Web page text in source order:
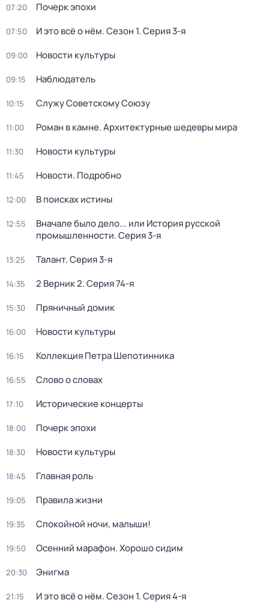
07:20 Почерк эпохи
07:50 И это всё о нём. Сезон 1. Серия 3-я
09:00 Новости культуры
09:15 Наблюдатель
10:15 Служу Советскому Союзу
11:00 Роман в камне. Архитектурные шедевры мира
11:30 Новости культуры
11:45 Новости. Подробно
12:00 В поисках истины
12:55
Вначале было дело... или История русской
промышленности. Серия 3-я
13:25 Талант. Серия 3-я
14:35 2 Верник 2. Серия 74-я
15:30 Пряничный домик
16:00 Новости культуры
16:15 Коллекция Петра Шепотинника
16:55 Слово о словах
17:10 Исторические концерты
18:00 Почерк эпохи
18:30 Новости культуры
18:45 Главная роль
19:05 Правила жизни
19:35 Спокойной ночи, малыши!
19:50 Осенний марафон. Хорошо сидим
20:30 Энигма
21:15 И это всё о нём. Сезон 1. Серия 4-я